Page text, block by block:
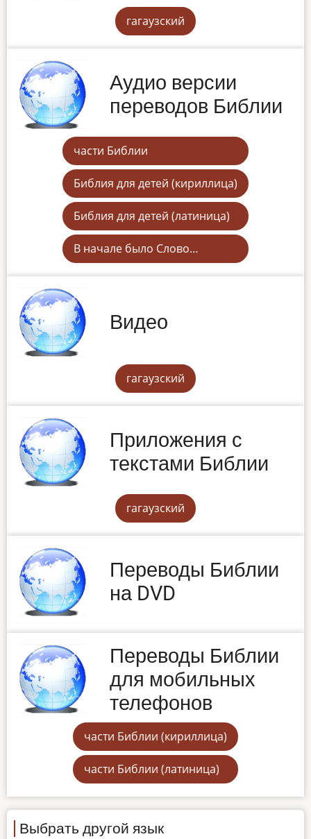
гагаузский
Аудио версии
переводов Библии
части Библии
Библия для детей (кириллица)
Библия для детей (латиница)
В начале было Слово…
Видео
гагаузский
Приложения с
текстами Библии
гагаузский
Переводы Библии
на DVD
Переводы Библии
для мобильных
телефонов
части Библии (кириллица)
части Библии (латиница)
Выбрать другой язык